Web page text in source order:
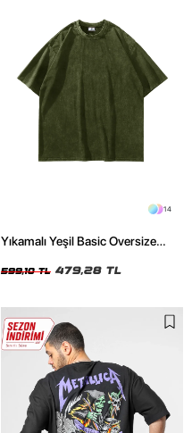
14
Yıkamalı Yeşil Basic Oversize
599,10 TL 479,28 TL